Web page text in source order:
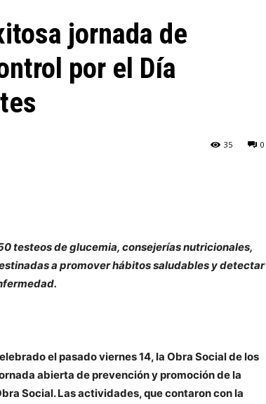
jornada de
por el Día
0
35
testeos de glucemia, consejerías nutricionales,
a promover hábitos saludables y detectar
el pasado viernes 14, la Obra Social de los
abierta de prevención y promoción de la
Social. Las actividades, que contaron con la